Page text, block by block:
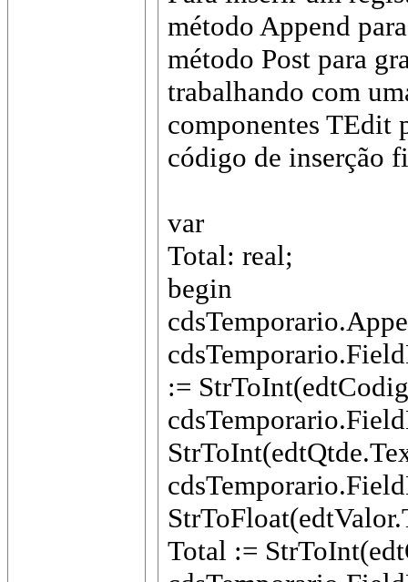
método Append
método Post para
trabalhando com
componentes TEdit
código de inserção
var
Total: real;
begin
:=
Total :=